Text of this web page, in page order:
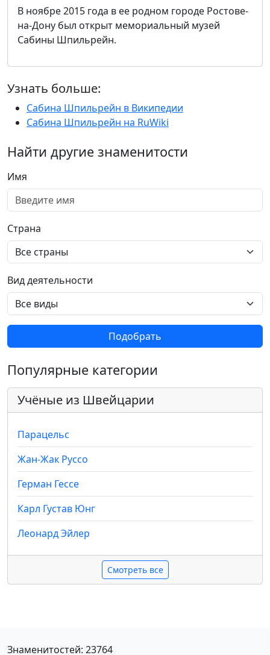
В ноябре 2015 года в ее родном городе Ростове-
на-Дону был открыт мемориальный музей
Сабины Шпильрейн.
Узнать больше:
Сабина Шпильрейн в Википедии
Сабина Шпильрейн на RuWiki
Найти другие знаменитости
Имя
Страна
Вид деятельности
Подобрать
Популярные категории
Учёные из Швейцарии
Парацельс
Жан-Жак Руссо
Герман Гессе
Карл Густав Юнг
Леонард Эйлер
Смотреть все
Знаменитостей: 23764